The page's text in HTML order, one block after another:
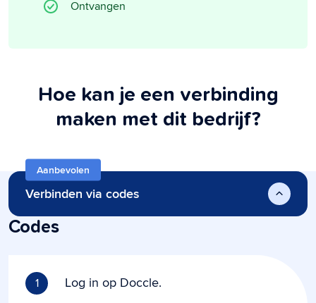
Ontvangen
Hoe kan je een verbinding
maken met dit bedrijf?
Aanbevolen
Verbinden via codes
Codes
1 Log in op Doccle.